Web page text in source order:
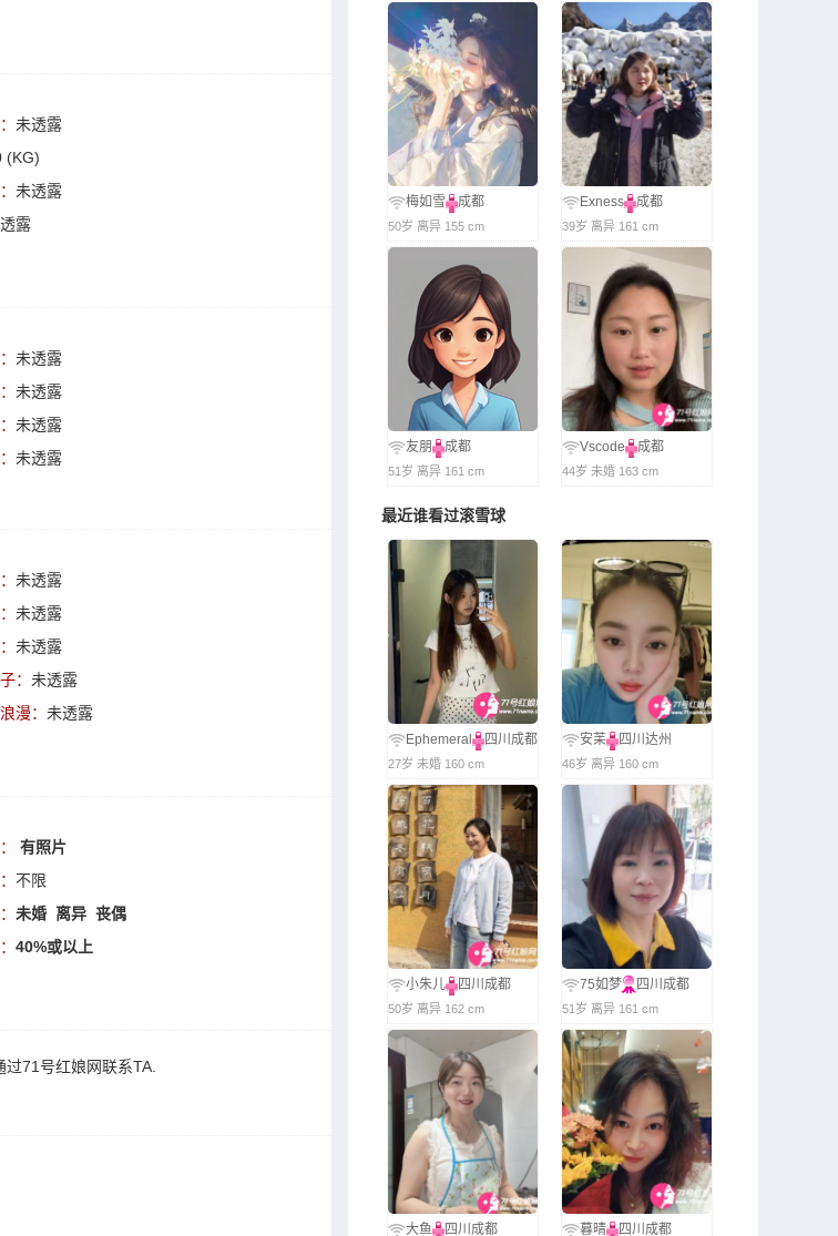
未透露
(KG)
未透露
露
未透露
未透露
未透露
未透露
未透露
未透露
未透露
： 未透露
漫： 未透露
有照片
不限
未婚 离异 丧偶
40%或以上
过71号红娘网联系TA
梅如雪 成都
50岁 离异 155 cm
Exness 成都
39岁 离异 161 cm
友朋 成都
51岁 离异 161 cm
Vscode 成都
44岁 未婚 163 cm
最近谁看过滚雪球
Ephemeral 四川成都
27岁 未婚 160 cm
安苿 四川达州
46岁 离异 160 cm
小朱儿 四川成都
50岁 离异 162 cm
75如梦 四川成都
51岁 离异 161 cm
大鱼 四川成都 暮晴 四川成都